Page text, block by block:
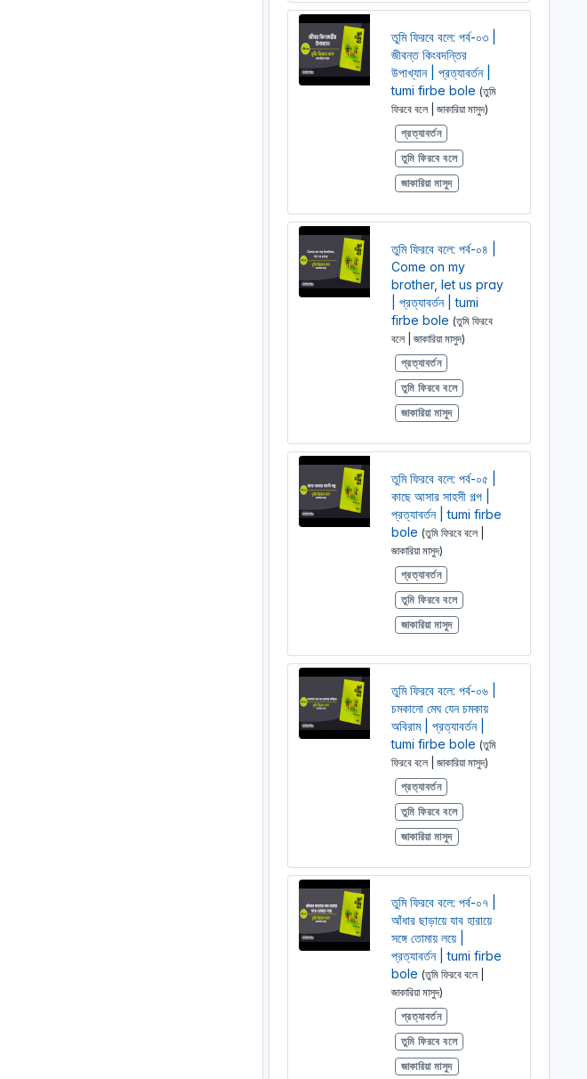
তুমি ফিরবে বলে: পর্ব-০৩ |
জীবন্ত কিংবদন্তির
উপাখ্যান | প্রত্যাবর্তন |
tumi firbe bole (তুমি
ফিরবে বলে | জাকারিয়া মাসুদ)
প্রত্যাবর্তন
তুমি ফিরবে বলে
জাকারিয়া মাসুদ
তুমি ফিরবে বলে: পর্ব-০৪ |
Come on my
brother, let us pray
| প্রত্যাবর্তন | tumi
firbe bole (তুমি ফিরবে
বলে | জাকারিয়া মাসুদ)
প্রত্যাবর্তন
তুমি ফিরবে বলে
জাকারিয়া মাসুদ
তুমি ফিরবে বলে: পর্ব-০৫ |
কাছে আসার সাহসী গল্প |
প্রত্যাবর্তন | tumi firbe
bole (তুমি ফিরবে বলে |
জাকারিয়া মাসুদ)
প্রত্যাবর্তন
তুমি ফিরবে বলে
জাকারিয়া মাসুদ
তুমি ফিরবে বলে: পর্ব-০৬ |
চমকানো মেঘ যেন চমকায়
অবিরাম | প্রত্যাবর্তন |
tumi firbe bole (তুমি
ফিরবে বলে | জাকারিয়া মাসুদ)
প্রত্যাবর্তন
তুমি ফিরবে বলে
জাকারিয়া মাসুদ
তুমি ফিরবে বলে: পর্ব-০৭ |
আঁধার ছাড়ায়ে যাব হারায়ে
সঙ্গে তোমায় লয়ে |
প্রত্যাবর্তন | tumi firbe
bole (তুমি ফিরবে বলে |
জাকারিয়া মাসুদ)
প্রত্যাবর্তন
তুমি ফিরবে বলে
জাকারিয়া মাসুদ